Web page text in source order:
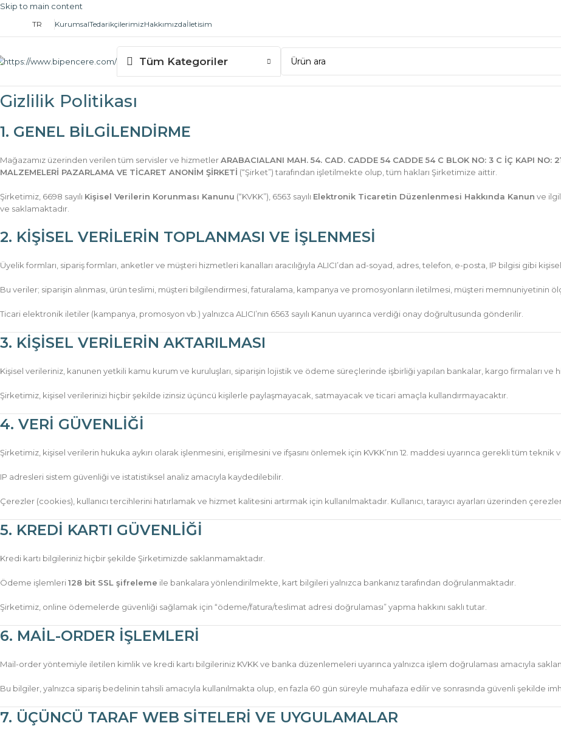
Skip to main content
TR KurumsalTedarikçilerimizHakkımızdaİletisim
Tüm Kategoriler
Gizlilik Politikası
1. GENEL BİLGİLENDİRME
Mağazamız üzerinden verilen tüm servisler ve hizmetlerARABACIALANI MAH. 54. CAD. CADDE 54 CADDE 54 C BLOK NO: 3 C İÇ KAPI NO:
MALZEMELERİ PAZARLAMA VE TİCARET ANONİM ŞİRKETİ (“Şirket”) tarafından işletilmekte olup, tüm hakları Şirketimize aittir.
Şirketimiz, 6698 sayılı Kişisel Verilerin Korunması Kanunu (“KVKK”), 6563 sayılı Elektronik Ticaretin Düzenlenmesi Hakkında Kanun ve
ve saklamaktadır.
2. KİŞİSEL VERİLERİN TOPLANMASI VE İŞLENMESİ
Üyelik formları, sipariş formları, anketler ve müşteri hizmetleri kanalları aracılığıyla ALICI’dan ad-soyad, adres, telefon, e-posta, IP bilgisi gibi
Bu veriler; siparişin alınması, ürün teslimi, müşteri bilgilendirmesi, faturalama, kampanya ve promosyonların iletilmesi, müşteri memnuniyetinin
Ticari elektronik iletiler (kampanya, promosyon vb.) yalnızca ALICI’nın 6563 sayılı Kanun uyarınca verdiği onay doğrultusunda gönderilir.
3. KİŞİSEL VERİLERİN AKTARILMASI
Kişisel verileriniz, kanunen yetkili kamu kurum ve kuruluşları, siparişin lojistik ve ödeme süreçlerinde işbirliği yapılan bankalar, kargo firmaları ve
Şirketimiz, kişisel verilerinizi hiçbir şekilde izinsiz üçüncü kişilerle paylaşmayacak, satmayacak ve ticari amaçla kullandırmayacaktır.
4. VERİ GÜVENLİĞİ
Şirketimiz, kişisel verilerin hukuka aykırı olarak işlenmesini, erişilmesini ve ifşasını önlemek için KVKK’nın 12. maddesi uyarınca gerekli tüm teknik
IP adresleri sistem güvenliği ve istatistiksel analiz amacıyla kaydedilebilir.
Çerezler (cookies), kullanıcı tercihlerini hatırlamak ve hizmet kalitesini artırmak için kullanılmaktadır. Kullanıcı, tarayıcı ayarları üzerinden
5. KREDİ KARTI GÜVENLİĞİ
Kredi kartı bilgileriniz hiçbir şekilde Şirketimizde saklanmamaktadır.
Ödeme işlemleri128 bit SSL şifreleme ile bankalara yönlendirilmekte, kart bilgileri yalnızca bankanız tarafından doğrulanmaktadır.
Şirketimiz, online ödemelerde güvenliği sağlamak için “ödeme/fatura/teslimat adresi doğrulaması” yapma hakkını saklı tutar.
6. MAİL-ORDER İŞLEMLERİ
Mail-order yöntemiyle iletilen kimlik ve kredi kartı bilgileriniz KVKK ve banka düzenlemeleri uyarınca yalnızca işlem doğrulaması amacıyla
Bu bilgiler, yalnızca sipariş bedelinin tahsili amacıyla kullanılmakta olup, en fazla 60 gün süreyle muhafaza edilir ve sonrasında güvenli şekilde
7. ÜÇÜNCÜ TARAF WEB SİTELERİ VE UYGULAMALAR